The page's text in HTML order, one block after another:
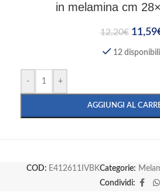
in melamina cm
12,20€ 11,59
12 disponibili
- +
AGGIUNGI AL
COD: E412611IVBKCategorie:
Condividi: